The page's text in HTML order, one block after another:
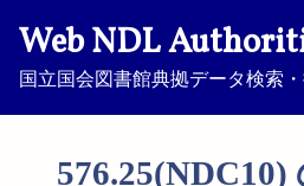
Web NDL
国立国会図書館典拠データ検索
576.25(NDC10)